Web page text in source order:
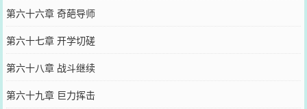
第六十六章 奇葩导师
第六十七章 开学切磋
第六十八章 战斗继续
第六十九章 巨力挥击